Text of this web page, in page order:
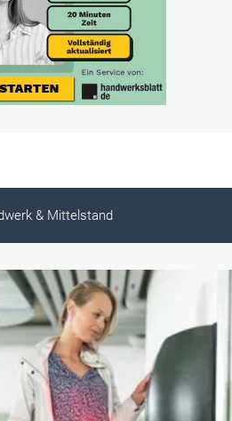
& Mittelstand